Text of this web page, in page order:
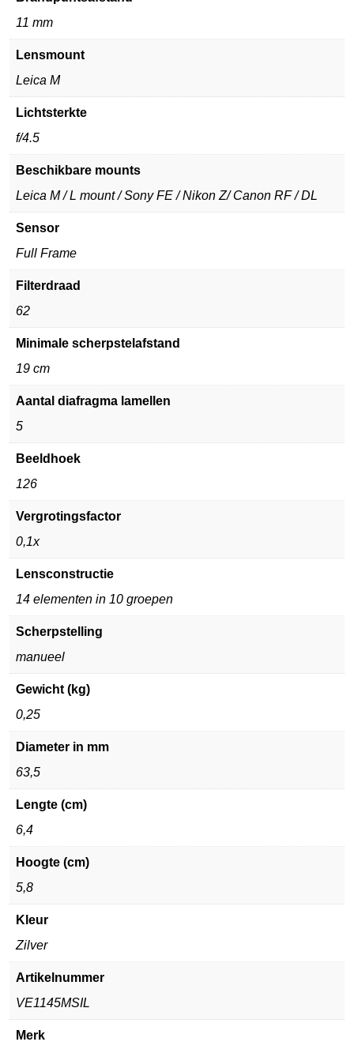
11 mm
Lensmount
Leica M
Lichtsterkte
f/4.5
Beschikbare mounts
Leica M / L mount / Sony FE / Nikon Z/ Canon RF / DL
Sensor
Full Frame
Filterdraad
62
Minimale scherpstelafstand
19 cm
Aantal diafragma lamellen
5
Beeldhoek
126
Vergrotingsfactor
0,1x
Lensconstructie
14 elementen in 10 groepen
Scherpstelling
manueel
Gewicht (kg)
0,25
Diameter in mm
63,5
Lengte (cm)
6,4
Hoogte (cm)
5,8
Kleur
Zilver
Artikelnummer
VE1145MSIL
Merk